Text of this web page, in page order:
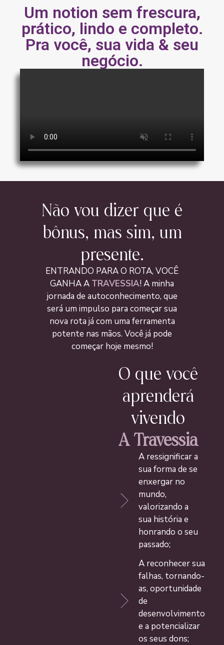
Um notion sem frescura,
prático, lindo e completo.
Pra você, sua vida & seu
negócio.
Não vou dizer que é
bônus, mas sim, um
presente.
ENTRANDO PARA O ROTA, VOCÊ
GANHA A TRAVESSIA! A minha
jornada de autoconhecimento, que
será um impulso para começar sua
nova rota já com uma ferramenta
potente nas mãos. Você já pode
começar hoje mesmo!
O que você
aprenderá
vivendo
A Travessia
A ressignificar a
sua forma de se
enxergar no
mundo,
valorizando a
sua história e
honrando o seu
passado;
A reconhecer sua
falhas, tornando-
as, oportunidade
de
desenvolvimento
e a potencializar
os seus dons;